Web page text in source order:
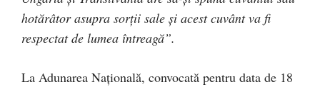
hotărâtor asupra sorţii sale şi acest cuvânt va fi
respectat de lumea întreagă”.
La Adunarea Naţională, convocată pentru data de 18